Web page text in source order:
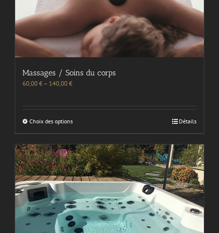
Massages / Soins du corps
60,00€– 140,00€
Choix des options Détails